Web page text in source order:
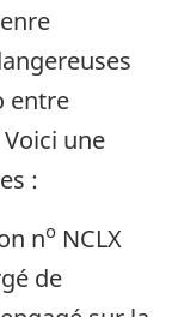
entre
une
:
no NCLX
de